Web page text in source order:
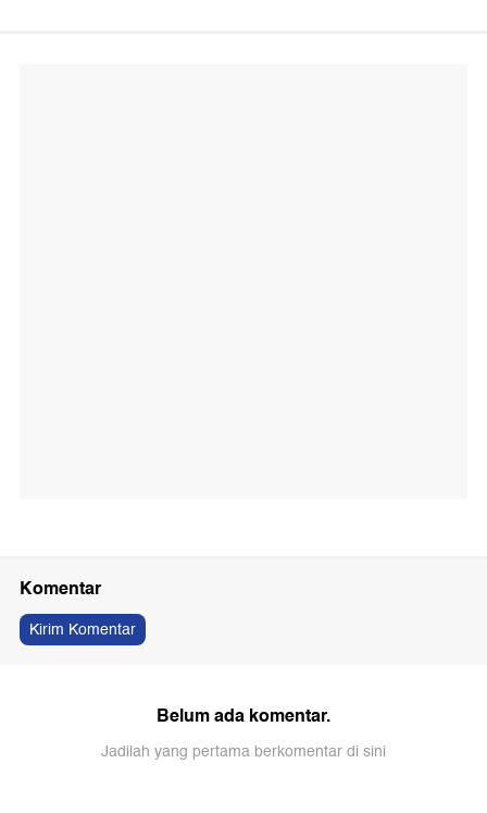
Komentar
Kirim Komentar
Belum ada komentar.
Jadilah yang pertama berkomentar di sini